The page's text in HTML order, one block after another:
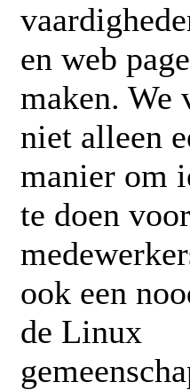
en web
maken. We
niet alleen
manier om
te doen
ook een
de Linux